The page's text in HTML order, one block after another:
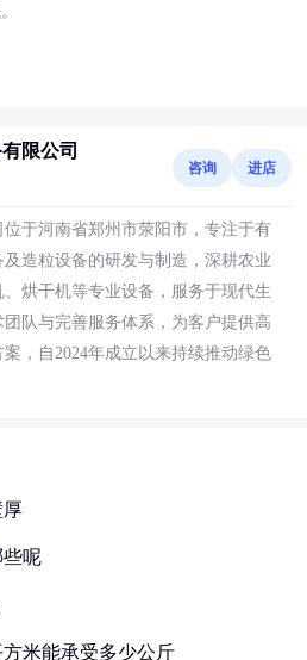
限公司
咨询 进店
于河南省郑州市荥阳市，专注于有
造粒设备的研发与制造，深耕农业
烘干机等专业设备，服务于现代生
队与完善服务体系，为客户提供高
，自2024年成立以来持续推动绿色
厚
呢
米能承受多少公斤